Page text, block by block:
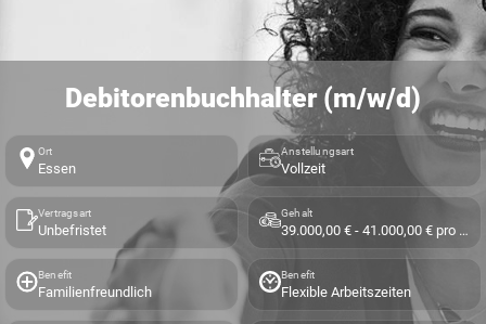
Debitorenbuchhalter (m/w/d)
Ort
Essen
Anstellungsart
Vollzeit
Vertragsart
Unbefristet
Gehalt
39.000,00 € - 41.000,00 € pro Jahr
Benefit
Familienfreundlich
Benefit
Flexible Arbeitszeiten